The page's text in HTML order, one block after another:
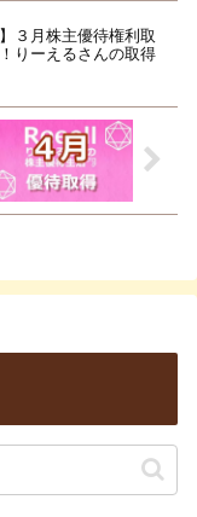
３月株主優待権利取
りーえるさんの取得